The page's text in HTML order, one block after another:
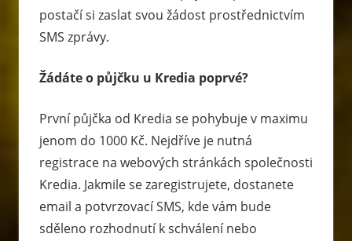
postačí si zaslat svou žádost prostřednictvím
SMS zprávy.
Žádáte o půjčku u Kredia poprvé?
První půjčka od Kredia se pohybuje v maximu
jenom do 1000 Kč. Nejdříve je nutná
registrace na webových stránkách společnosti
Kredia. Jakmile se zaregistrujete, dostanete
email a potvrzovací SMS, kde vám bude
sděleno rozhodnutí k schválení nebo